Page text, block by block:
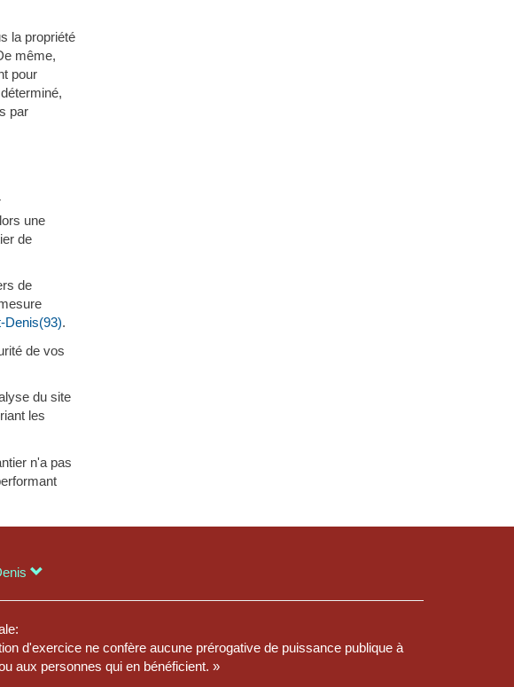
la propriété
même,
pour
par
une
de
de
Denis(93).
de vos
du site
les
n'a pas
d'exercice ne confère aucune prérogative de puissance publique à
aux personnes qui en bénéficient. »